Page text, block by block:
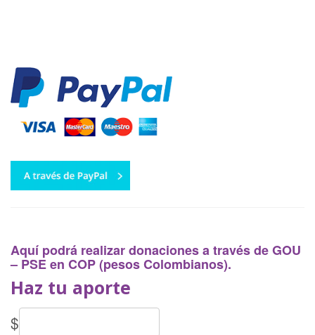
Apóyanos
Asociación de Familias y
Contáctanos
Suscríbete
Información Esal
Aquí podrá realizar donaciones a través de GOU
– PSE en COP (pesos Colombianos).
Haz tu aporte
$